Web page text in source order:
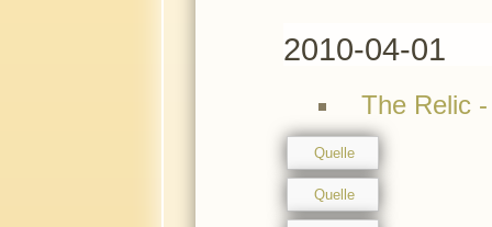
2010-04-01
The Relic
Quelle
Quelle